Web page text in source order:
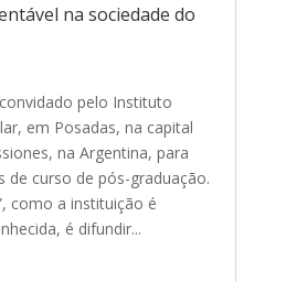
na sociedade do
pelo Instituto
em Posadas, na capital
na Argentina, para
de curso de pós-graduação.
como a instituição é
é difundir...